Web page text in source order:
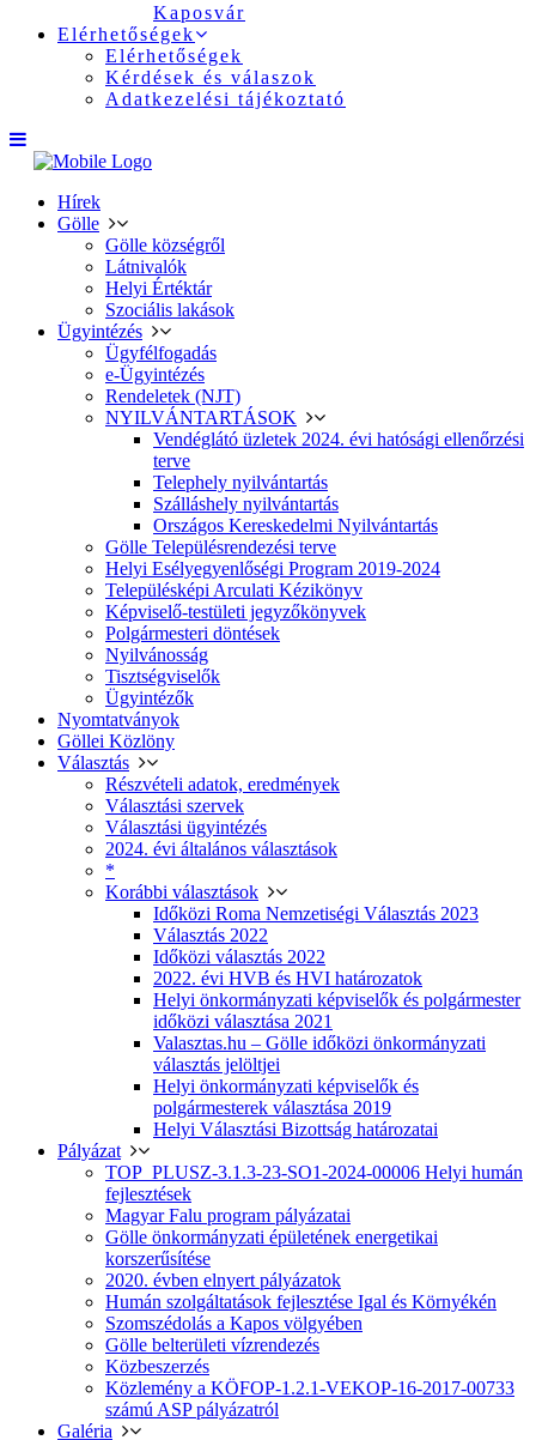
Kaposvár
Elérhetőségek
Elérhetőségek
Kérdések és válaszok
Adatkezelési tájékoztató
Hírek
Gölle
Gölle községről
Látnivalók
Helyi Értéktár
Szociális lakások
Ügyintézés
Ügyfélfogadás
e-Ügyintézés
Rendeletek (NJT)
NYILVÁNTARTÁSOK
Vendéglátó üzletek 2024. évi hatósági ellenőrzési
terve
Telephely nyilvántartás
Szálláshely nyilvántartás
Országos Kereskedelmi Nyilvántartás
Gölle Településrendezési terve
Helyi Esélyegyenlőségi Program 2019-2024
Településképi Arculati Kézikönyv
Képviselő-testületi jegyzőkönyvek
Polgármesteri döntések
Nyilvánosság
Tisztségviselők
Ügyintézők
Nyomtatványok
Göllei Közlöny
Választás
Részvételi adatok, eredmények
Választási szervek
Választási ügyintézés
2024. évi általános választások
*
Korábbi választások
Időközi Roma Nemzetiségi Választás 2023
Választás 2022
Időközi választás 2022
2022. évi HVB és HVI határozatok
Helyi önkormányzati képviselők és polgármester
időközi választása 2021
Valasztas.hu – Gölle időközi önkormányzati
választás jelöltjei
Helyi önkormányzati képviselők és
polgármesterek választása 2019
Helyi Választási Bizottság határozatai
Pályázat
TOP_PLUSZ-3.1.3-23-SO1-2024-00006 Helyi humán
fejlesztések
Magyar Falu program pályázatai
Gölle önkormányzati épületének energetikai
korszerűsítése
2020. évben elnyert pályázatok
Humán szolgáltatások fejlesztése Igal és Környékén
Szomszédolás a Kapos völgyében
Gölle belterületi vízrendezés
Közbeszerzés
Közlemény a KÖFOP-1.2.1-VEKOP-16-2017-00733
számú ASP pályázatról
Galéria